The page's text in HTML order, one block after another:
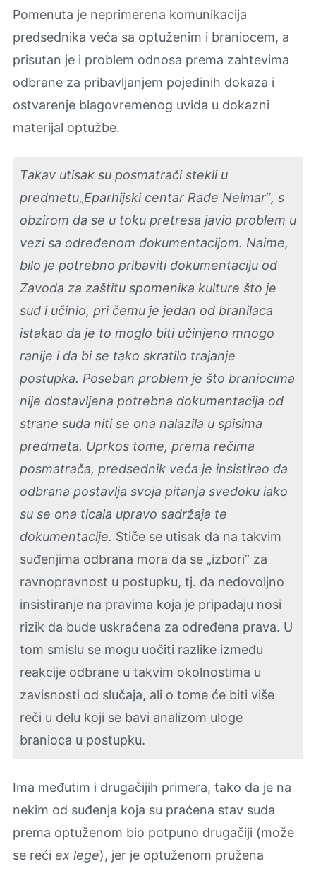
Pomenuta je neprimerena komunikacija
predsednika veća sa optuženim i braniocem, a
prisutan je i problem odnosa prema zahtevima
odbrane za pribavlјanjem pojedinih dokaza i
ostvarenje blagovremenog uvida u dokazni
materijal optužbe.
Takav utisak su posmatrači stekli u
predmetu„Eparhijski centar Rade Neimar“, s
obzirom da se u toku pretresa javio problem u
vezi sa određenom dokumentacijom. Naime,
bilo je potrebno pribaviti dokumentaciju od
Zavoda za zaštitu spomenika kulture što je
sud i učinio, pri čemu je jedan od branilaca
istakao da je to moglo biti učinjeno mnogo
ranije i da bi se tako skratilo trajanje
postupka. Poseban problem je što braniocima
nije dostavljena potrebna dokumentacija od
strane suda niti se ona nalazila u spisima
predmeta. Uprkos tome, prema rečima
posmatrača, predsednik veća je insistirao da
odbrana postavlja svoja pitanja svedoku iako
su se ona ticala upravo sadržaja te
dokumentacije. Stiče se utisak da na takvim
suđenjima odbrana mora da se „izbori“ za
ravnopravnost u postupku, tj. da nedovoljno
insistiranje na pravima koja je pripadaju nosi
rizik da bude uskraćena za određena prava. U
tom smislu se mogu uočiti razlike između
reakcije odbrane u takvim okolnostima u
zavisnosti od slučaja, ali o tome će biti više
reči u delu koji se bavi analizom uloge
branioca u postupku.
Ima međutim i drugačijih primera, tako da je na
nekim od suđenja koja su praćena stav suda
prema optuženom bio potpuno drugačiji (može
se reći ex lege), jer je optuženom pružena